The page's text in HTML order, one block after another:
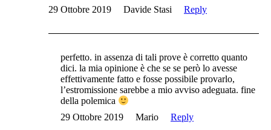
29 Ottobre 2019
Davide Stasi Reply
perfetto. in assenza di tali prove è corretto quanto
dici. la mia opinione è che se se però lo avesse
effettivamente fatto e fosse possibile provarlo,
l’estromissione sarebbe a mio avviso adeguata. fine
della polemica
29 Ottobre 2019
Mario Reply